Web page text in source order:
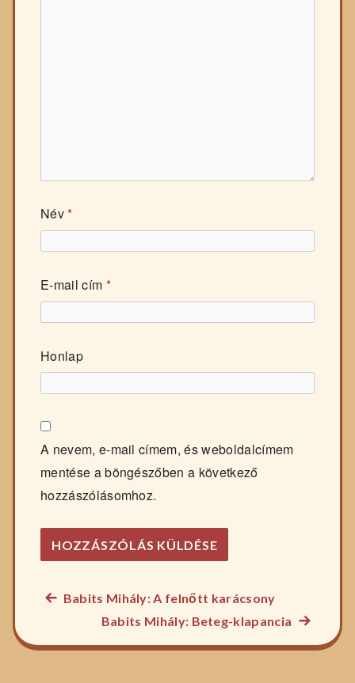
Név*
E-mail cím *
Honlap
A nevem, e-mail címem, és weboldalcímem
mentése a böngészőben a következő
hozzászólásomhoz.
Bejegyzés
navigáció
Előző
főzelék
recept:
Babits Mihály: A felnőtt karácsony
Babits Mihály: Beteg-klapancia
főzelék